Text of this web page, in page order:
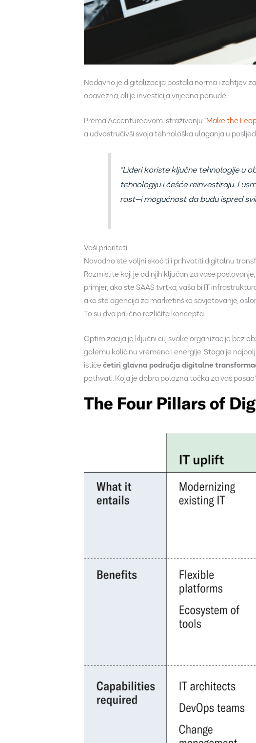
Nedavno je digitalizacija postala norma i zahtjev
obavezna, ali je investicija vrijedna ponude
Prema Accentureovom istraživanju “Make the
a udvostručivši svoja tehnološka ulaganja u
“Lideri koriste ključne tehnologije u
tehnologiju i češće reinvestiraju. I
rast—i mogućnost da budu ispred
Vaši prioriteti
Navodno ste voljni skočiti i prihvatiti digitalnu
Razmislite koji je od njih ključan za vaše
primjer, ako ste SAAS tvrtka, vaša bi IT
ako ste agencija za marketinško savjetovanje,
To su dva prilično različita koncepta.
Optimizacija je ključni cilj svake organizacije bez
golemu količinu vremena i energije. Stoga je
ističečetiri glavna područja digitalne
pothvati. Koja je dobra polazna točka za vaš